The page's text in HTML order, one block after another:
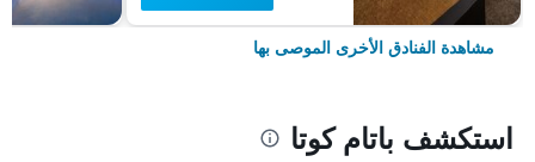
مشاهدة الفنادق الأخرى الموصى بها
استكشف باتام كوتا